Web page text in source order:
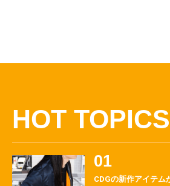
HOT TOPICS
CDGの新作アイテム